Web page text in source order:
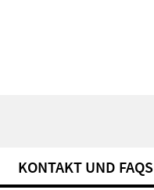
KONTAKT UND FAQS